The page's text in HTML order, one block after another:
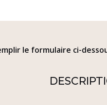
le formulaire ci-